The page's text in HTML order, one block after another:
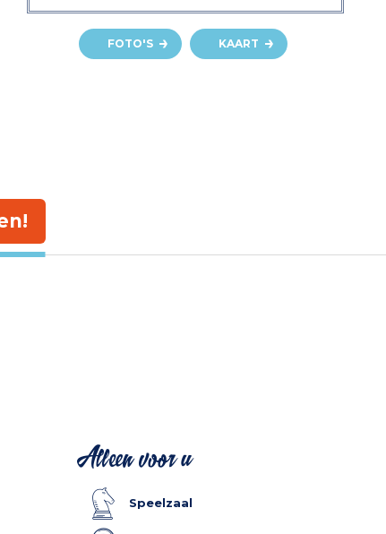
FOTO'S KAART
Alleen voor u
Speelzaal